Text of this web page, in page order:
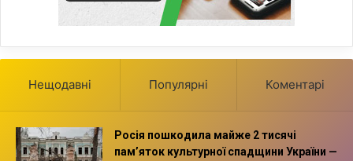
Нещодавні Популярні Коментарі
Росія пошкодила майже 2 тисячі
пам’яток культурної спадщини України —